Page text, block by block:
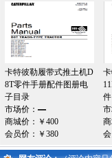
卡特彼勒履带式推土机D
8T零件手册配件图册电
子目录
市场价： —
商城价： ￥400
会员价： ￥380